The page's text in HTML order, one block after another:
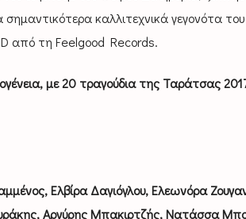
καλλιτεχνικά γεγονότα
από τη Feelgood Records.
με 20 τραγούδια της Ταράτσας
Ελβίρα Δαγιόγλου, Ελεωνόρα
Αργύρης Μπακιρτζής, Νατάσσα